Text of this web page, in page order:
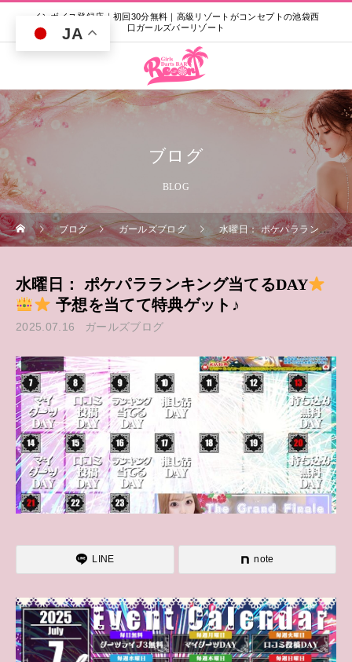
インボイス登録店｜初回30分無料｜高級リゾートがコンセプトの池袋西
口ガールズバーリゾート
ブログ
BLOG
ブログ ガールズブログ 水曜日： ポケパラランキング当てるDAY
水曜日： ポケパラランキング当てるDAY
予想を当てて特典ゲット♪
2025.07.16 ガールズブログ
LINE note
JA